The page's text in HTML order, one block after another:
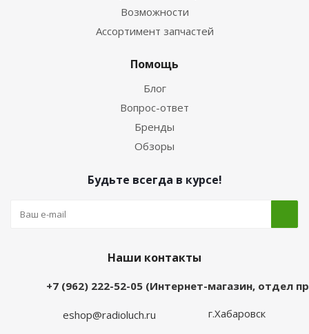
Возможности
Ассортимент запчастей
Помощь
Блог
Вопрос-ответ
Бренды
Обзоры
Будьте всегда в курсе!
Наши контакты
+7 (962) 222-52-05 (Интернет-магазин, отдел
eshop@radioluch.ru г.Хабаровск